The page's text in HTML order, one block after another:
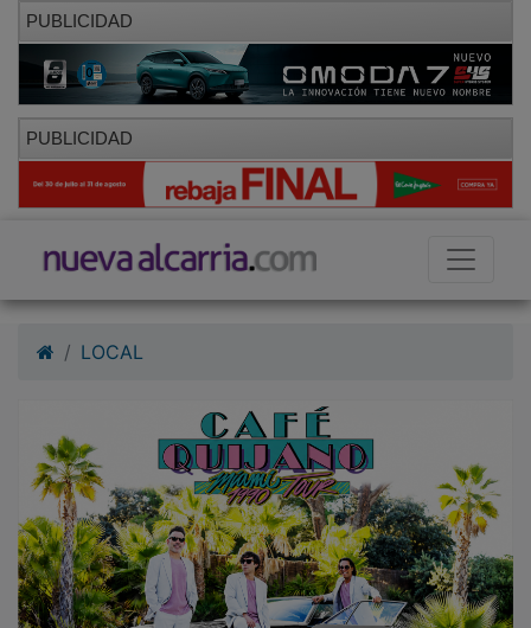
PUBLICIDAD
PUBLICIDAD